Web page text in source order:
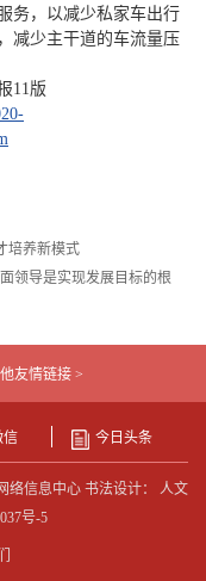
务，以减少私家车出行
减少主干道的车流量压
11版
培养新模式
领导是实现发展目标的根
友情链接 >
信 今日头条
络信息中心 书法设计： 人文
号-5